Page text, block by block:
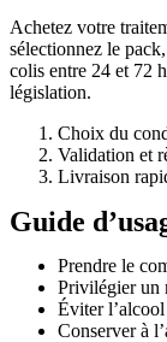
Achetez votre
sélectionnez le
colis entre 24 et 72
législation.
Choix du
Validation et
Livraison
Guide
Prendre le
Privilégier un
Éviter
Conserver à